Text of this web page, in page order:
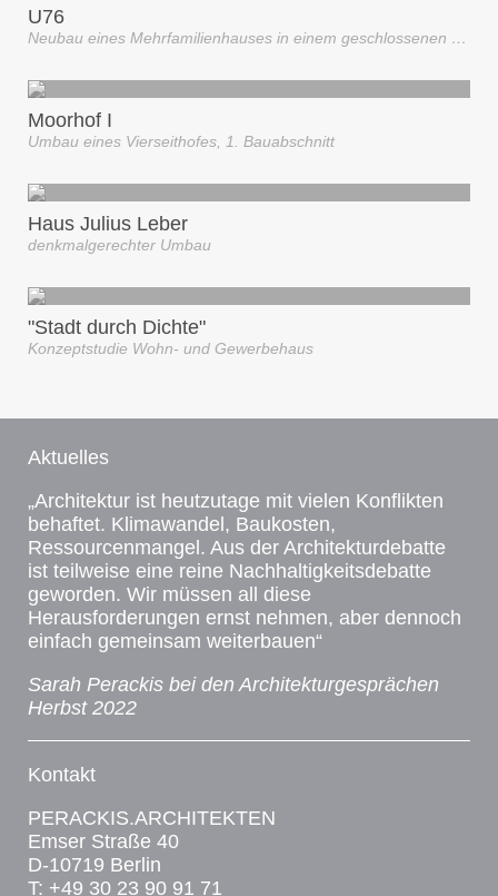
U76
Neubau eines Mehrfamilienhauses in einem geschlossenen Berliner Block
Moorhof I
Umbau eines Vierseithofes, 1. Bauabschnitt
Haus Julius Leber
denkmalgerechter Umbau
"Stadt durch Dichte"
Konzeptstudie Wohn- und Gewerbehaus
Aktuelles
„Architektur ist heutzutage mit vielen Konflikten
behaftet. Klimawandel, Baukosten,
Ressourcenmangel. Aus der Architekturdebatte
ist teilweise eine reine Nachhaltigkeitsdebatte
geworden. Wir müssen all diese
Herausforderungen ernst nehmen, aber dennoch
einfach gemeinsam weiterbauen“
Sarah Perackis bei den Architekturgesprächen
Herbst 2022
Kontakt
PERACKIS.ARCHITEKTEN
Emser Straße 40
D-10719 Berlin
T: +49 30 23 90 91 71